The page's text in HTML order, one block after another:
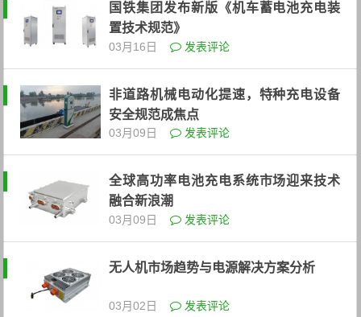
国铁集团发布新版《机车蓄电池充电装
置技术规范》
03月16日 发表评论
非道路机械电动化提速，特种充电设备
安全规范成焦点
03月09日 发表评论
全球高功率电池充电系统市场迎来技术
融合新浪潮
03月09日 发表评论
无人机市场趋势与电源解决方案分析
03月02日 发表评论